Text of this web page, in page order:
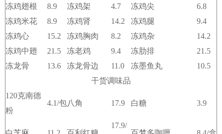
冻鸡翅根
8.9 冻鸡架 4.7 冻鸡尖
6.8
冻鸡米花
8.9 冻鸡肾 14.2 冻鸡腿
9.4
冻鸡心
15.2 冻鸡胸肉 8.2 冻鸡杂
14.2
冻鸡中翅
21.5 冻老鸡 9.4 冻肋排
21.5
冻龙骨
13.6 冻龙骨边 11.0 冻墨鱼丸
10.5
干货调味品
120克南德
粉
4.1/包八角 17.9 白糖 3.9
17.9/